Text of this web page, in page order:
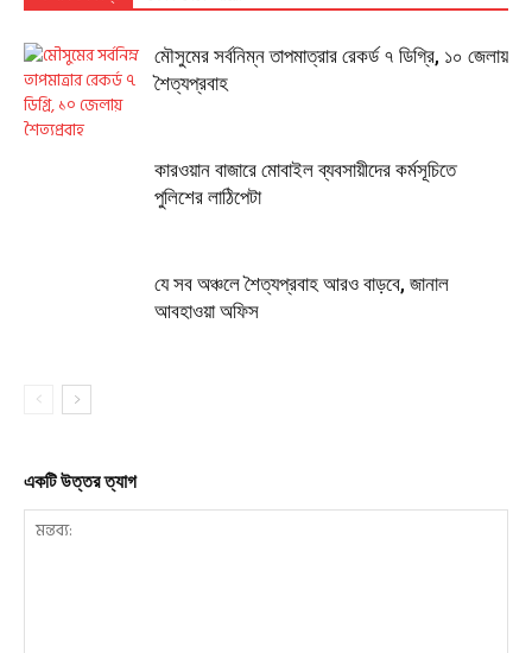
মৌসুমের সর্বনিম্ন তাপমাত্রার রেকর্ড ৭ ডিগ্রি, ১০ জেলায়
শৈত্যপ্রবাহ
কারওয়ান বাজারে মোবাইল ব্যবসায়ীদের কর্মসূচিতে
পুলিশের লাঠিপেটা
যে সব অঞ্চলে শৈত্যপ্রবাহ আরও বাড়বে, জানাল
আবহাওয়া অফিস
একটি উত্তর ত্যাগ